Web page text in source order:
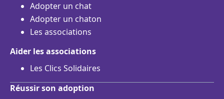
Adopter un chat
Adopter un chaton
Les associations
Aider les associations
Les Clics Solidaires
Réussir son adoption